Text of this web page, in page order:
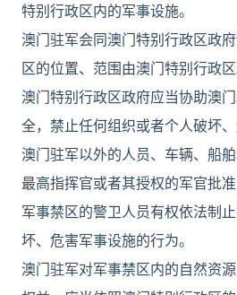
特别行政区内的军事设施。
澳门驻军会同澳门特别行政区政
区的位置、范围由澳门特别行政区
澳门特别行政区政府应当协助澳
全，禁止任何组织或者个人破坏、
澳门驻军以外的人员、车辆、船
最高指挥官或者其授权的军官批准
军事禁区的警卫人员有权依法制
坏、危害军事设施的行为。
澳门驻军对军事禁区内的自然资